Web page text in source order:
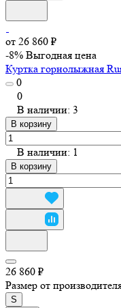
от 26 860 ₽
-8% Выгодная цена
Куртка горнолыжная
0
0
В наличии: 3
В корзину
В наличии: 1
В корзину
26 860 ₽
Размер от
S